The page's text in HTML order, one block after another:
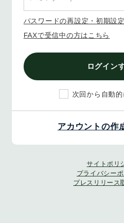
パスワードの再設定・初期設
FAXで受信中の方はこちら
ログイン
次回から自動
アカウントの作
サイトポリ
プライバシー
プレスリリース